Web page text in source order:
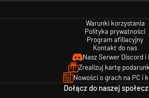
Warunki korzystania
Polityka prywatności
Program afiliacyjny
Kontakt do nas
Nasz Serwer Discord i
Zrealizuj kartę
Nowości o grach na PC i
Dołącz do naszej